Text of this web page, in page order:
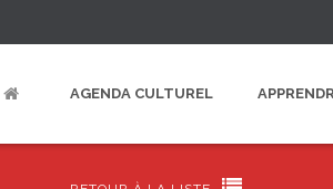
AGENDA CULTUREL